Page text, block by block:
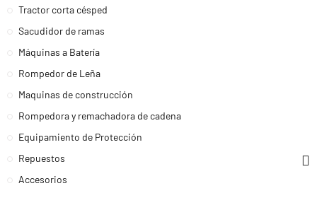
Tractor corta césped
Sacudidor de ramas
Máquinas a Batería
Rompedor de Leña
Maquinas de construcción
Rompedora y remachadora de cadena
Equipamiento de Protección
Repuestos
Accesorios